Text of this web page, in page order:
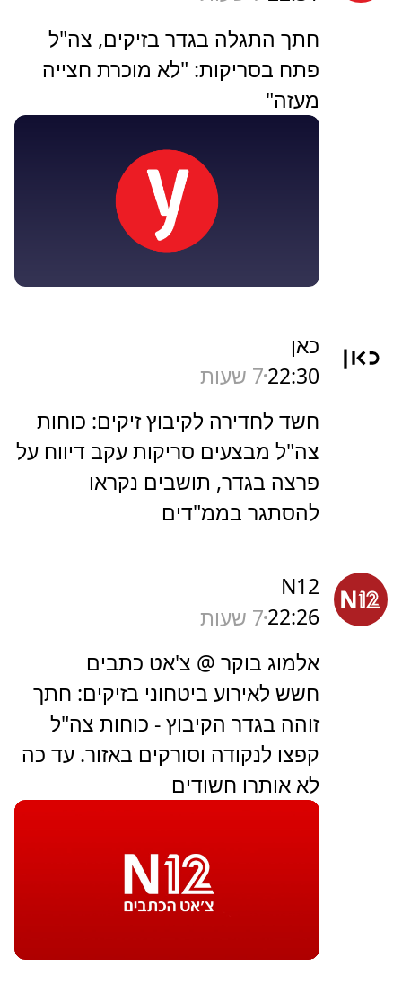
חתך התגלה בגדר בזיקים, צה"ל
פתח בסריקות: "לא מוכרת חצייה
מעזה"
כאן
22:307 שעות
חשד לחדירה לקיבוץ זיקים: כוחות
צה"ל מבצעים סריקות עקב דיווח על
פרצה בגדר, תושבים נקראו
להסתגר בממ"דים
N12
22:267 שעות
אלמוג בוקר @ צ'אט כתבים
חשש לאירוע ביטחוני בזיקים: חתך
זוהה בגדר הקיבוץ - כוחות צה"ל
קפצו לנקודה וסורקים באזור. עד כה
לא אותרו חשודים